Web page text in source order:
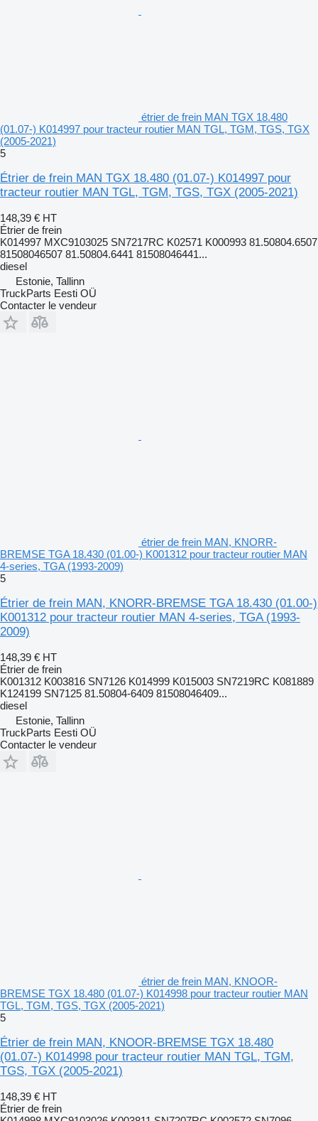
étrier de frein MAN TGX 18.480
(01.07-) K014997 pour tracteur routier MAN TGL, TGM, TGS, TGX
(2005-2021)
5
Étrier de frein MAN TGX 18.480 (01.07-) K014997 pour
tracteur routier MAN TGL, TGM, TGS, TGX (2005-2021)
148,39 € HT
Étrier de frein
K014997 MXC9103025 SN7217RC K02571 K000993 81.50804.6507
81508046507 81.50804.6441 81508046441...
diesel
Estonie, Tallinn
TruckParts Eesti OÜ
Contacter le vendeur
étrier de frein MAN, KNORR-
BREMSE TGA 18.430 (01.00-) K001312 pour tracteur routier MAN
4-series, TGA (1993-2009)
5
Étrier de frein MAN, KNORR-BREMSE TGA 18.430 (01.00-)
K001312 pour tracteur routier MAN 4-series, TGA (1993-
2009)
148,39 € HT
Étrier de frein
K001312 K003816 SN7126 K014999 K015003 SN7219RC K081889
K124199 SN7125 81.50804-6409 81508046409...
diesel
Estonie, Tallinn
TruckParts Eesti OÜ
Contacter le vendeur
étrier de frein MAN, KNOOR-
BREMSE TGX 18.480 (01.07-) K014998 pour tracteur routier MAN
TGL, TGM, TGS, TGX (2005-2021)
5
Étrier de frein MAN, KNOOR-BREMSE TGX 18.480
(01.07-) K014998 pour tracteur routier MAN TGL, TGM,
TGS, TGX (2005-2021)
148,39 € HT
Étrier de frein